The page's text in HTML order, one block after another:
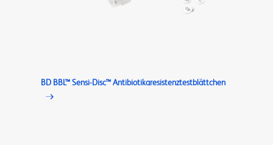
BD BBL™ Sensi-Disc™ Antibiotikaresistenztestblättchen